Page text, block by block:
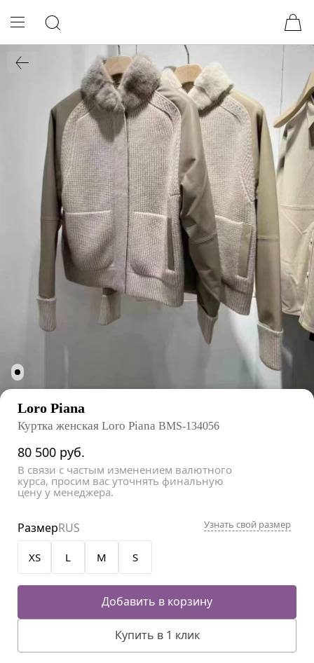
Loro Piana
Куртка женская Loro Piana BMS-134056
80 500 руб.
В связи с частым изменением валютного
курса, просим вас уточнять финальную
цену у менеджера.
XS L M S
РазмерRUS Узнать свой размер
Добавить в корзину
Купить в 1 клик